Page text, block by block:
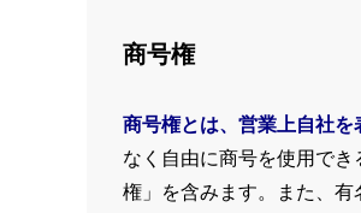
商号権
商号権とは、営業上自社を
なく自由に商号を使用で
権」を含みます。また、